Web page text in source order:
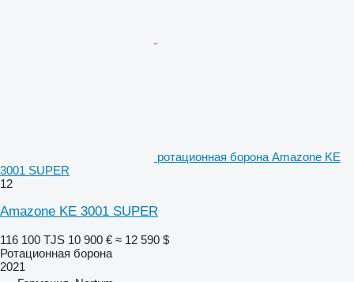
ротационная борона Amazone KE
3001 SUPER
12
Amazone KE 3001 SUPER
116 100 TJS 10 900 € ≈ 12 590 $
Ротационная борона
2021